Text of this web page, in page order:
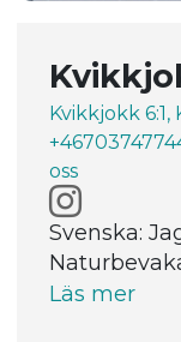
Kvikkjokk 6:1,
oss
Svenska:
Läs mer